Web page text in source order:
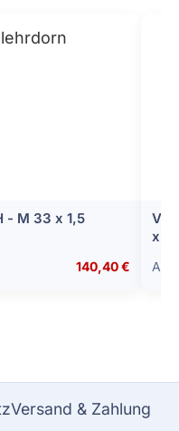
- M 33 x 1,5
140,40 €
x
Versand & Zahlung